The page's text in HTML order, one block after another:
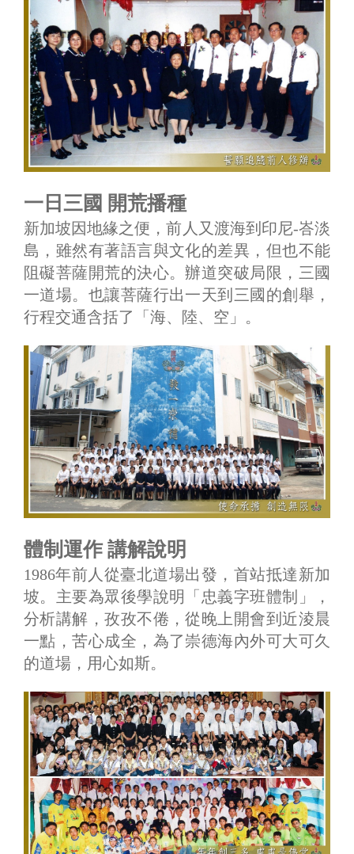
一日三國 開荒播種
新加坡因地緣之便，前人又渡海到印尼-峇淡
島，雖然有著語言與文化的差異，但也不能
阻礙菩薩開荒的決心。辦道突破局限，三國
一道場。也讓菩薩行出一天到三國的創舉，
行程交通含括了「海、陸、空」。
體制運作 講解說明
1986年前人從臺北道場出發，首站抵達新加
坡。主要為眾後學說明「忠義字班體制」，
分析講解，孜孜不倦，從晚上開會到近淩晨
一點，苦心成全，為了崇德海內外可大可久
的道場，用心如斯。